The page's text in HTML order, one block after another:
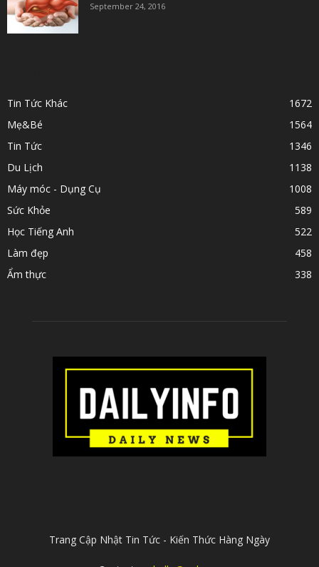
September 24, 2016
Tin Tức Khác
1672
Mẹ&Bé
1564
Tin Tức
1346
Du Lịch
1138
Máy móc - Dụng Cụ
1008
Sức Khỏe
589
Học Tiếng Anh
522
Làm đẹp
458
Ẩm thực
338
Trang Cập Nhật Tin Tức - Kiến Thức Hàng Ngày